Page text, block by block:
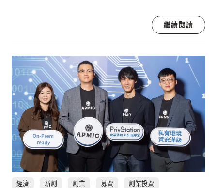
繼續閱讀
經濟 新創 創業 募資 創業投資